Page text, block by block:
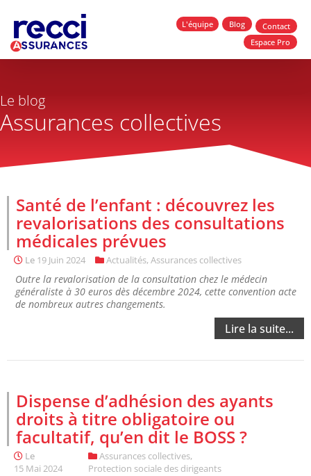
L'équipe Blog
Contact
Espace Pro
Le blog
Assurances collectives
Santé de l’enfant : découvrez les
revalorisations des consultations
médicales prévues
Le 19 Juin 2024 Actualités, Assurances collectives
Outre la revalorisation de la consultation chez le médecin
généraliste à 30 euros dès décembre 2024, cette convention acte
de nombreux autres changements.
Lire la suite...
Dispense d’adhésion des ayants
droits à titre obligatoire ou
facultatif, qu’en dit le BOSS ?
Le
15 Mai 2024
Assurances collectives,
Protection sociale des dirigeants